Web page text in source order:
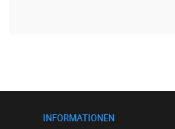
INFORMATIONEN